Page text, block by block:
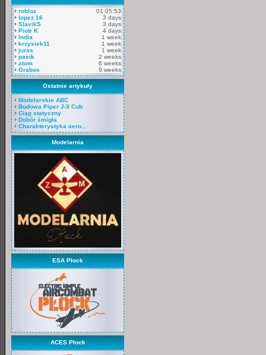
robloz
01:05:53
lopez 16
3 days
SlavikS
3 days
Piotr K
4 days
India
1 week
krzysiek11
1 week
juras
1 week
pasik
2 weeks
atom
6 weeks
Grabos
9 weeks
Ostatnie artykuły
Modelarskie ABC
Budowa Piper J-3 Cub
Ciąg statyczny
Dobór śmigła
Charakterystyka aero...
Modelarnia
ESA Płock
ACES Płock